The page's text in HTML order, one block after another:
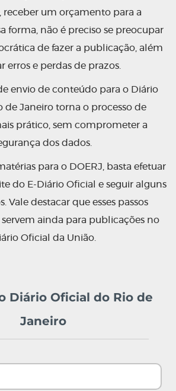
receber um orçamento para a
forma, não é preciso se preocupar
de fazer a publicação, além
erros e perdas de prazos.
envio de conteúdo para o Diário
de Janeiro torna o processo de
prático, sem comprometer a
dos dados.
para o DOERJ, basta efetuar
do E-Diário Oficial e seguir alguns
Vale destacar que esses passos
ainda para publicações no
Oficial da União.
Diário Oficial do Rio de
Janeiro